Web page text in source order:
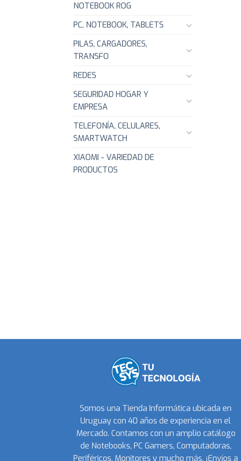
NOTEBOOK ROG
PC, NOTEBOOK, TABLETS
PILAS, CARGADORES,
TRANSFO
REDES
SEGURIDAD HOGAR Y
EMPRESA
TELEFONÍA, CELULARES,
SMARTWATCH
XIAOMI - VARIEDAD DE
PRODUCTOS
Somos una Tienda Informática ubicada en
Uruguay con 40 años de experiencia en el
Mercado. Contamos con un amplio catálogo
de Notebooks, PC Gamers, Computadoras,
Periféricos, Monitores y mucho más. ¡Envíos a